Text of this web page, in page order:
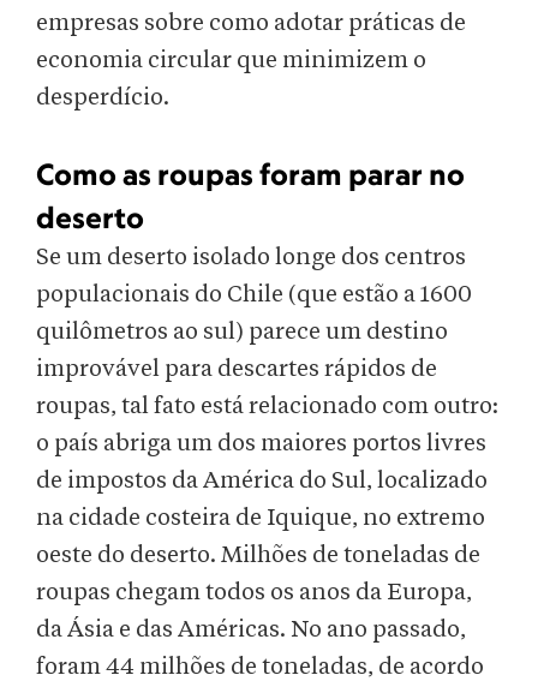
empresas sobre como adotar práticas de
economia circular que minimizem o
desperdício.
Como as roupas foram parar no
deserto
Se um deserto isolado longe dos centros
populacionais do Chile (que estão a 1600
quilômetros ao sul) parece um destino
improvável para descartes rápidos de
roupas, tal fato está relacionado com outro:
o país abriga um dos maiores portos livres
de impostos da América do Sul, localizado
na cidade costeira de Iquique, no extremo
oeste do deserto. Milhões de toneladas de
roupas chegam todos os anos da Europa,
da Ásia e das Américas. No ano passado,
foram 44 milhões de toneladas, de acordo